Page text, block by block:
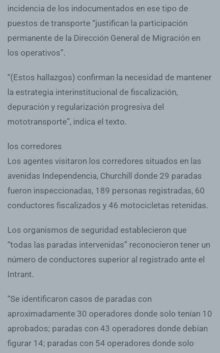
incidencia de los indocumentados en ese tipo de
puestos de transporte “justifican la participación
permanente de la Dirección General de Migración en
los operativos”.
“(Estos hallazgos) confirman la necesidad de mantener
la estrategia interinstitucional de fiscalización,
depuración y regularización progresiva del
mototransporte”, indica el texto.
los corredores
Los agentes visitaron los corredores situados en las
avenidas Independencia, Churchill donde 29 paradas
fueron inspeccionadas, 189 personas registradas, 60
conductores fiscalizados y 46 motocicletas retenidas.
Los organismos de seguridad establecieron que
“todas las paradas intervenidas” reconocieron tener un
número de conductores superior al registrado ante el
Intrant.
“Se identificaron casos de paradas con
aproximadamente 30 operadores donde solo tenían 10
aprobados; paradas con 43 operadores donde debían
figurar 14; paradas con 54 operadores donde solo